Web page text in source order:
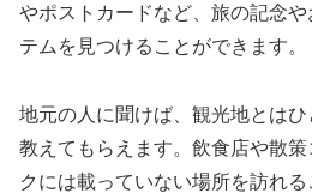
やポストカードなど、旅の記念
テムを見つけることができます。
地元の人に聞けば、観光地とは
教えてもらえます。飲食店や散
クには載っていない場所を訪れ